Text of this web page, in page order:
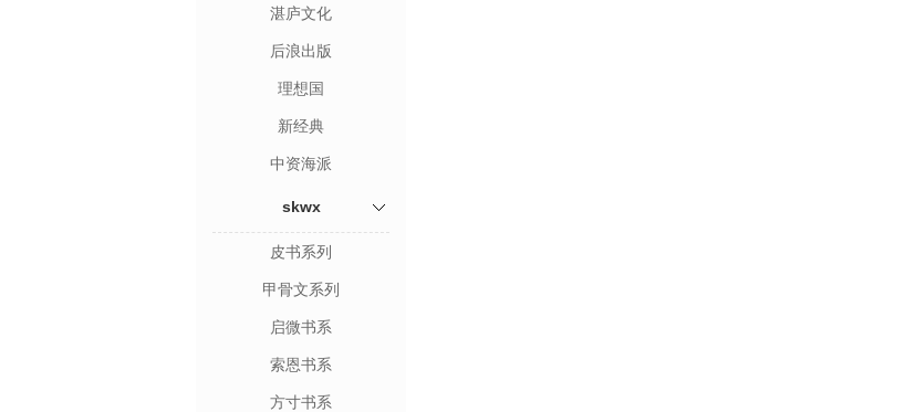
湛庐文化
后浪出版
理想国
新经典
中资海派
skwx
皮书系列
甲骨文系列
启微书系
索恩书系
方寸书系